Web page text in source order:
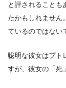
と評されることも
たかもしれません
ているのではない
聡明な彼女はプト
すが、彼女の「死